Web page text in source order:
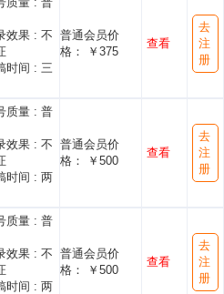
效果 : 不
时间 : 三
普通会员价
格： ￥375
查看
去
注
册
质量 : 普
效果 : 不
时间 : 两
普通会员价
格： ￥500
查看
去
注
册
质量 : 普
效果 : 不
时间 : 两
普通会员价
格： ￥500
查看
去
注
册